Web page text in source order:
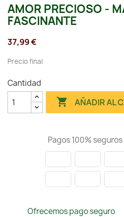
AMOR PRECIOSO -
FASCINANTE
37,99 €
Precio final
Cantidad
 AÑADIR AL
Pagos 100% seguros
Ofrecemos pago seguro